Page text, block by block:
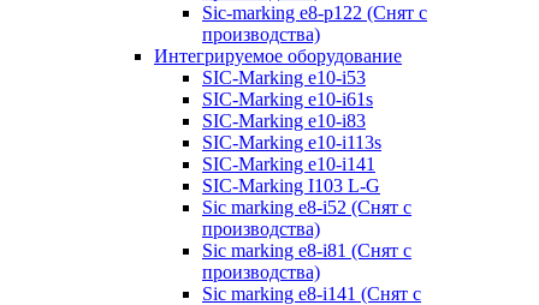
Sic-marking e8-p122 (Снят с
производства)
Интегрируемое оборудование
SIC-Marking e10-i53
SIC-Marking e10-i61s
SIC-Marking e10-i83
SIC-Marking e10-i113s
SIC-Marking e10-i141
SIC-Marking I103 L-G
Sic marking e8-i52 (Снят с
производства)
Sic marking e8-i81 (Снят с
производства)
Sic marking e8-i141 (Снят с